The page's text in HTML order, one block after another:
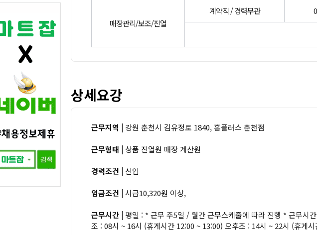
매장관리/보조/진열
계약직 / 경력무관
상세요강
근무지역 | 강원 춘천시 김유정로 1840, 홈플러스 춘천점
근무형태 | 상품 진열원 매장 계산원
경력조건 | 신입
임금조건 | 시급10,320원 이상,
근무시간 | 평일 : * 근무 주5일 / 월간 근무스케줄에 따라 진행 * 근무시
조 : 08시 ~ 16시 (휴게시간 12:00 ~ 13:00) 오후조 : 14시 ~ 22시 (휴게